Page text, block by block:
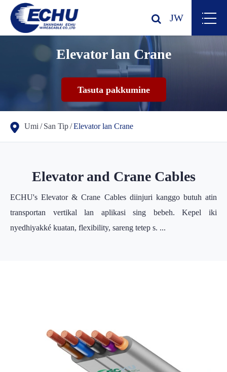
JW
Elevator lan Crane
Tasuta pakkumine
Umi San Tip Elevator lan Crane
Elevator and Crane Cables
ECHU's Elevator & Crane Cables diinjuri kanggo butuh atin
transportan vertikal lan aplikasi sing bebeh. Kepel iki
nyedhiyakké kuatan, flexibility, sareng tetep s. ...